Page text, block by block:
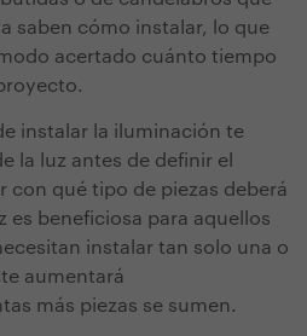
saben cómo instalar, lo que
acertado cuánto tiempo
instalar la iluminación te
la luz antes de definir el
con qué tipo de piezas deberá
es beneficiosa para aquellos
instalar tan solo una o
aumentará
más piezas se sumen.